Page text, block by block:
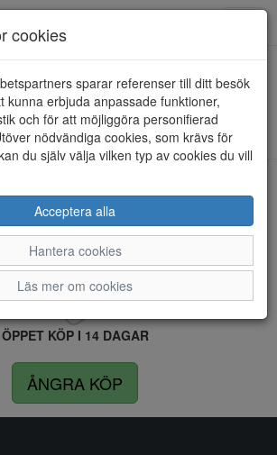
artiklar...
INOM 4 DAGAR INOM SVERIGE
VID KÖP ÖVER 1.500 KR
ÖPPET KÖP I 14 DAGAR
ÅNGRA KÖP
cookies
sparar referenser till ditt besök
kunna erbjuda anpassade funktioner,
och för att möjliggöra personifierad
nödvändiga cookies, som krävs för
du själv välja vilken typ av cookies du vill
Acceptera alla
Hantera cookies
Läs mer om cookies